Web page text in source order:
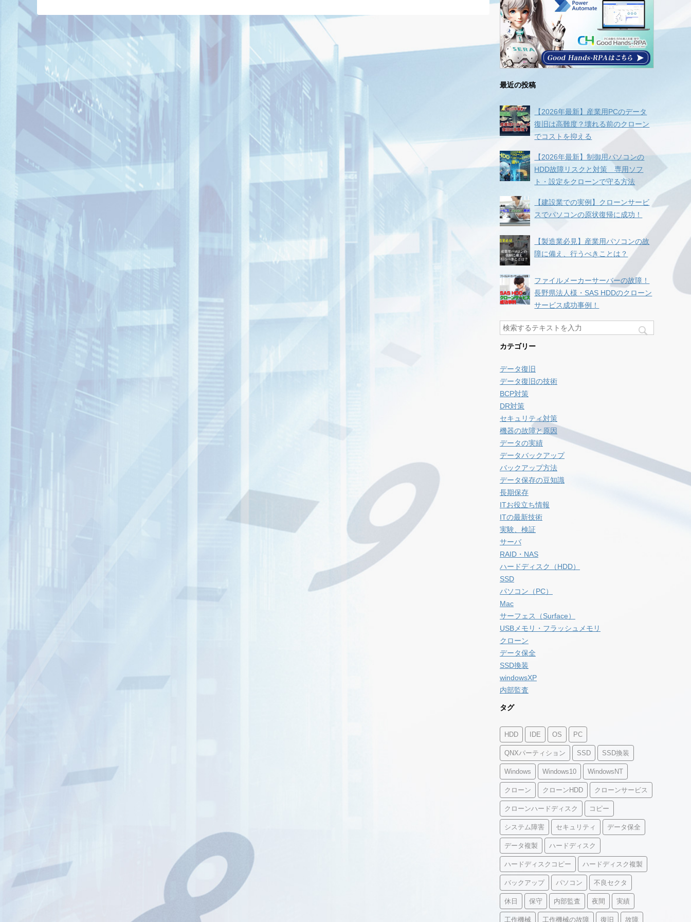
最近の投稿
【2026年最新】産業用PCのデータ
復旧は高難度？壊れる前のクローン
でコストを抑える
【2026年最新】制御用パソコンの
HDD故障リスクと対策 専用ソフ
ト・設定をクローンで守る方法
【建設業での実例】クローンサービ
スでパソコンの原状復帰に成功！
【製造業必見】産業用パソコンの故
障に備え、行うべきことは？
ファイルメーカーサーバーの故障！
長野県法人様・SAS HDDのクローン
サービス成功事例！
カテゴリー
データ復旧
データ復旧の技術
BCP対策
DR対策
セキュリティ対策
機器の故障と原因
データの実績
データバックアップ
バックアップ方法
データ保存の豆知識
長期保存
ITお役立ち情報
ITの最新技術
実験、検証
サーバ
RAID・NAS
ハードディスク（HDD）
SSD
パソコン（PC）
Mac
サーフェス（Surface）
USBメモリ・フラッシュメモリ
クローン
データ保全
SSD換装
windowsXP
内部監査
タグ
HDD IDE OS PC
QNXパーティション SSD SSD換装
Windows Windows10 WindowsNT
クローン クローンHDD クローンサービス
クローンハードディスク コピー
システム障害 セキュリティ データ保全
データ複製 ハードディスク
ハードディスクコピー ハードディスク複製
バックアップ パソコン 不良セクタ
休日 保守 内部監査 夜間 実績
工作機械 工作機械の故障 復旧 故障